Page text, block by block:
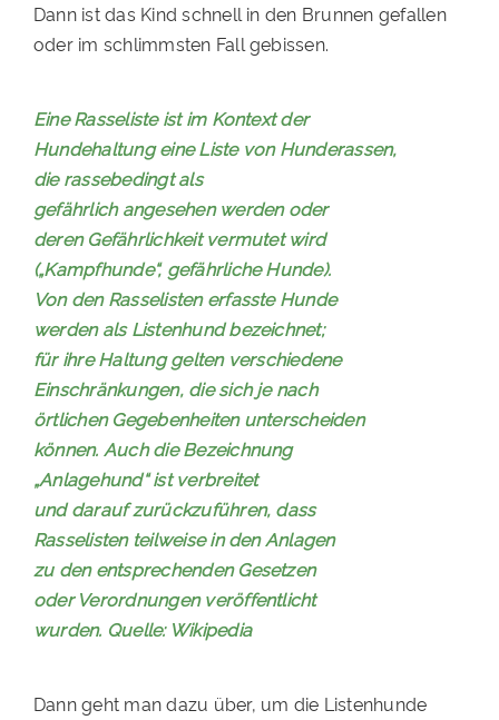
Dann ist das Kind schnell in den Brunnen gefallen
oder im schlimmsten Fall gebissen.
Eine Rasseliste ist im Kontext der
Hundehaltung eine Liste von Hunderassen,
die rassebedingt als
gefährlich angesehen werden oder
deren Gefährlichkeit vermutet wird
(„Kampfhunde“, gefährliche Hunde).
Von den Rasselisten erfasste Hunde
werden als Listenhund bezeichnet;
für ihre Haltung gelten verschiedene
Einschränkungen, die sich je nach
örtlichen Gegebenheiten unterscheiden
können. Auch die Bezeichnung
„Anlagehund“ ist verbreitet
und darauf zurückzuführen, dass
Rasselisten teilweise in den Anlagen
zu den entsprechenden Gesetzen
oder Verordnungen veröffentlicht
wurden. Quelle: Wikipedia
Dann geht man dazu über, um die Listenhunde